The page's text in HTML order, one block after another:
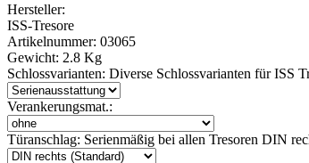
Hersteller:
ISS-Tresore
Artikelnummer: 03065
Gewicht: 2.8 Kg
Schlossvarianten: Diverse Schlossvarianten für ISS
Verankerungsmat.:
Türanschlag: Serienmäßig bei allen Tresoren DIN